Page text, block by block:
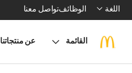
اللغة الوظائفتواصل معنا
القائمة عن منتجاتنا